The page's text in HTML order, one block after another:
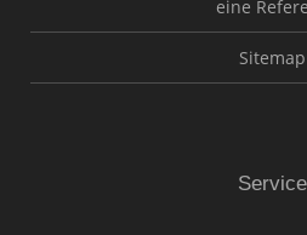
eine
Sitemap
Service